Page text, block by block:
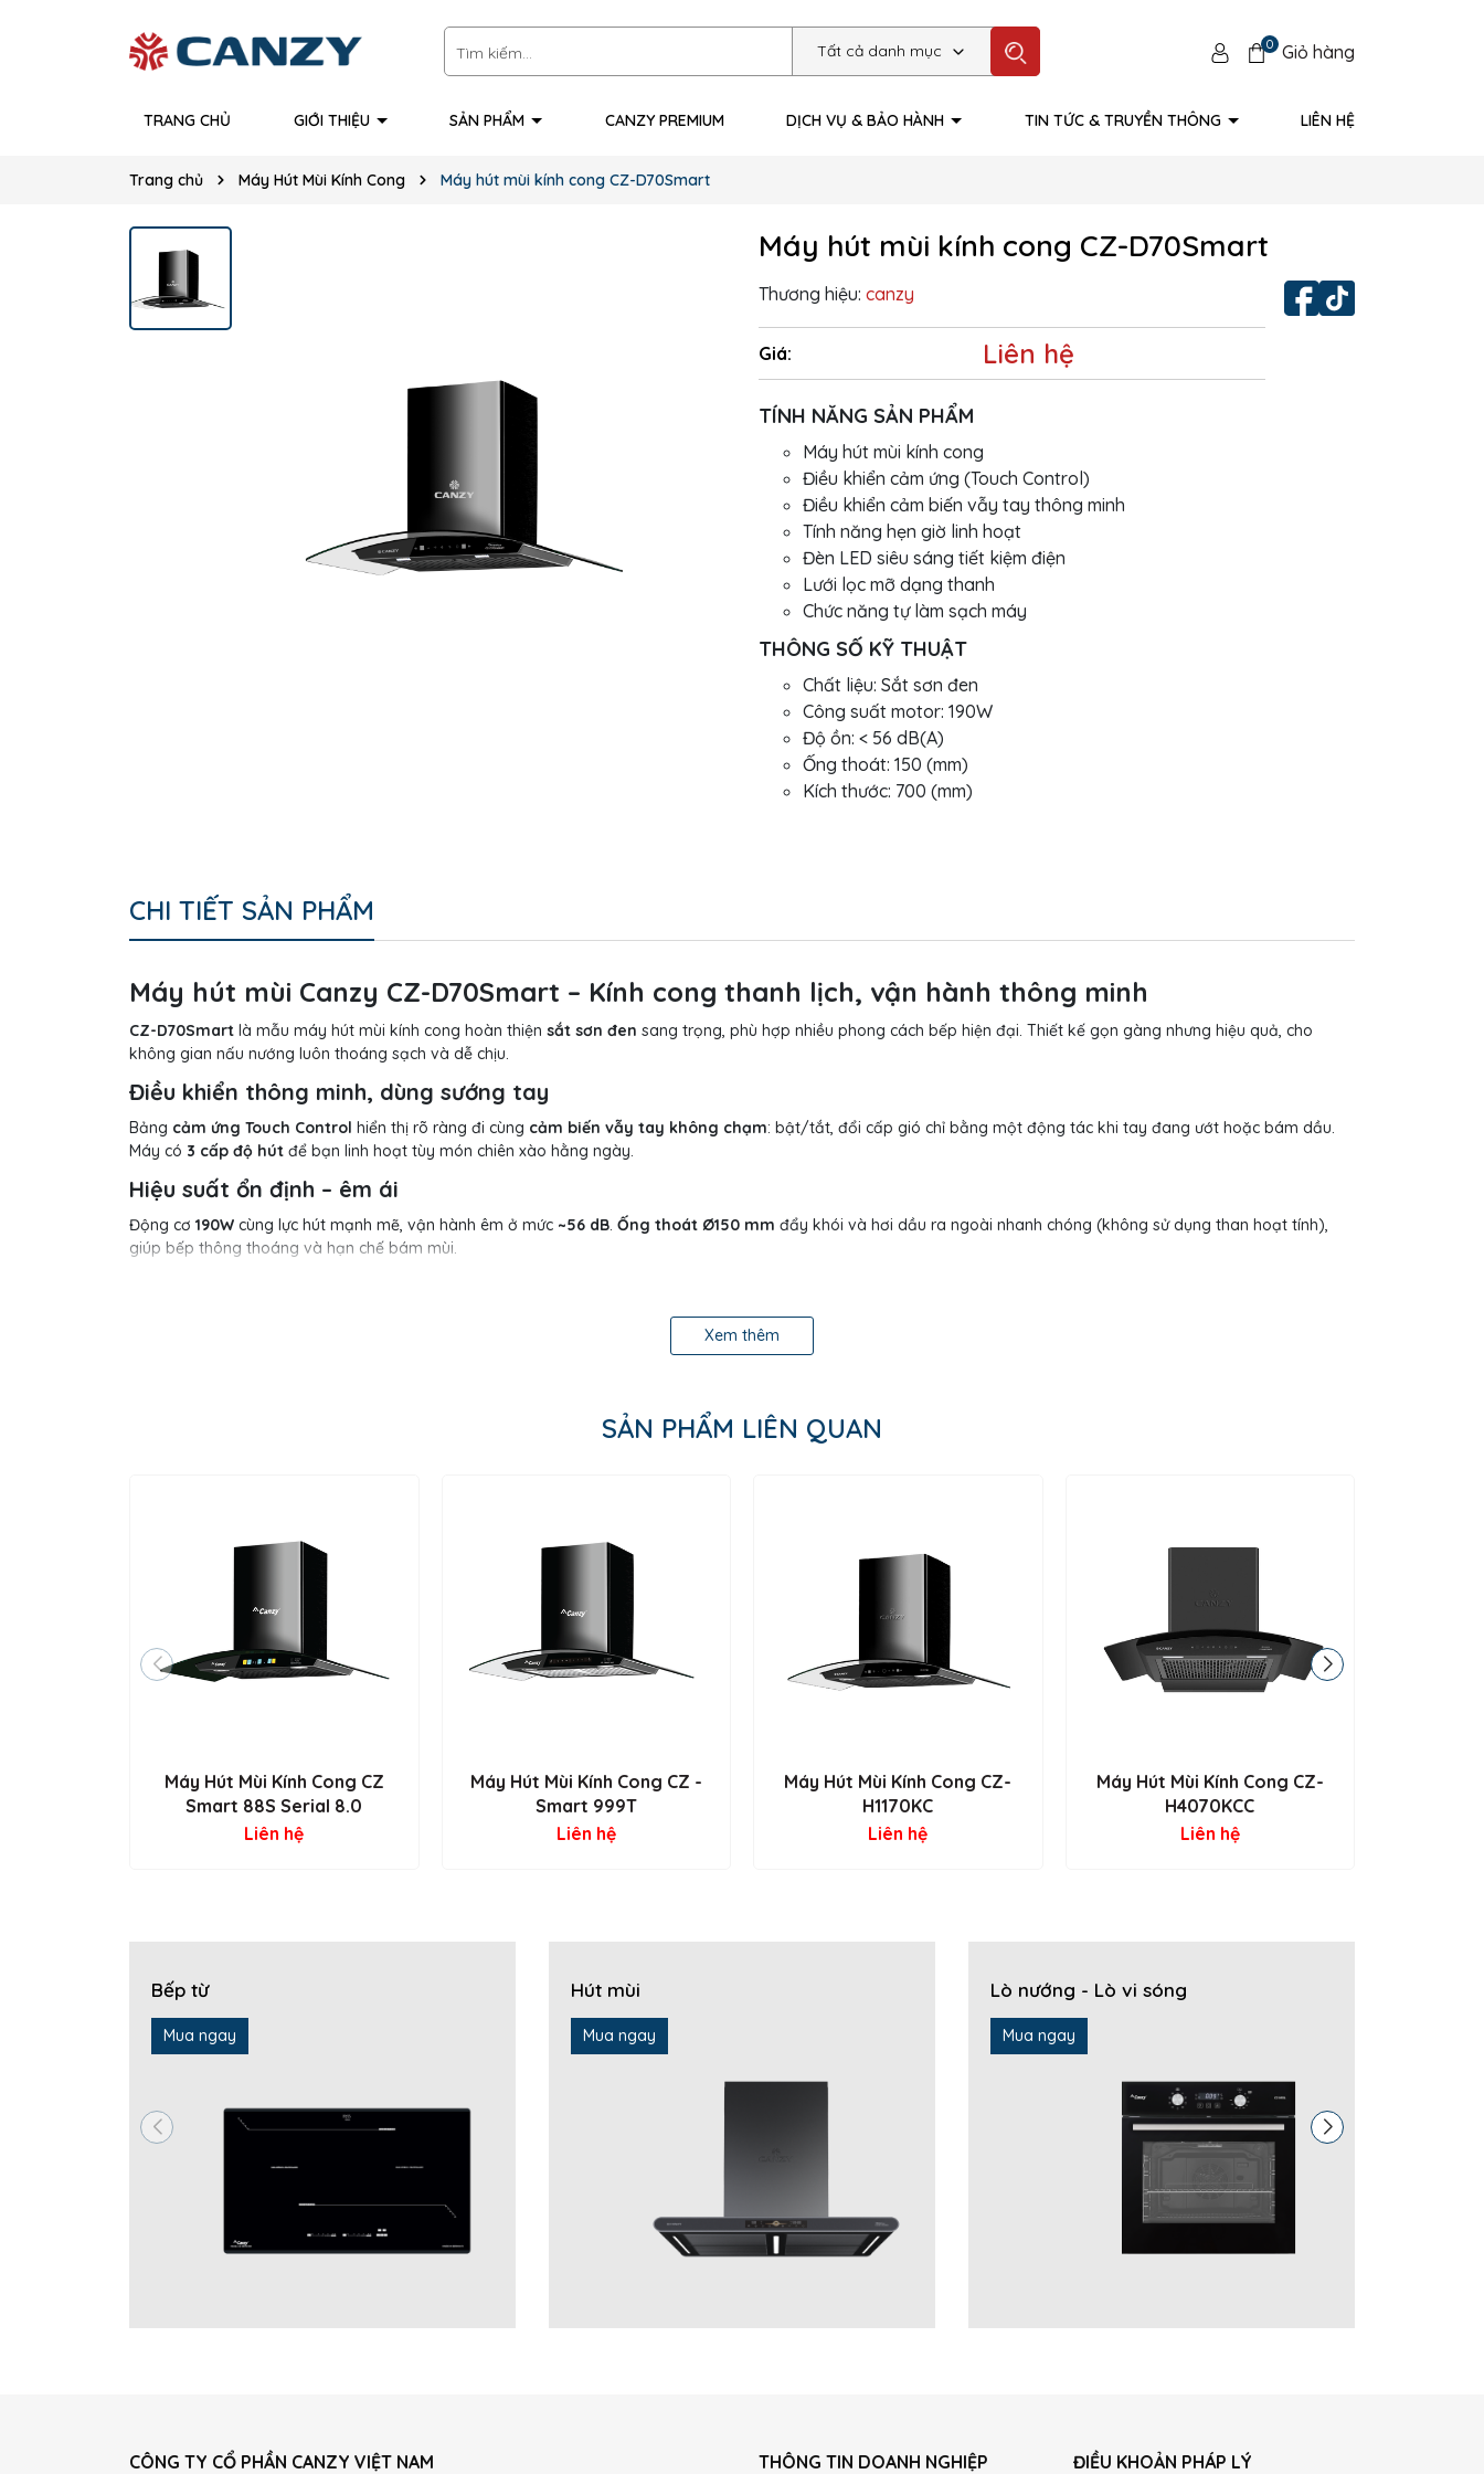
Tất cả danh mục 0 Giỏ hàng
TRANG CHỦ GIỚI THIỆU SẢN PHẨM CANZY PREMIUM DỊCH VỤ & BẢO HÀNH TIN TỨC & TRUYỀN THÔNG LIÊN HỆ
Trang chủ Máy Hút Mùi Kính Cong Máy hút mùi kính cong CZ-D70Smart
Máy hút mùi kính cong CZ-D70Smart
Thương hiệu: canzy
Giá: Liên hệ
TÍNH NĂNG SẢN PHẨM
Máy hút mùi kính cong
Điều khiển cảm ứng (Touch Control)
Điều khiển cảm biến vẫy tay thông minh
Tính năng hẹn giờ linh hoạt
Đèn LED siêu sáng tiết kiệm điện
Lưới lọc mỡ dạng thanh
Chức năng tự làm sạch máy
THÔNG SỐ KỸ THUẬT
Chất liệu: Sắt sơn đen
Công suất motor: 190W
Độ ồn: < 56 dB(A)
Ống thoát: 150 (mm)
Kích thước: 700 (mm)
CHI TIẾT SẢN PHẨM
Máy hút mùi Canzy CZ-D70Smart – Kính cong thanh lịch, vận hành thông minh
CZ-D70Smart là mẫu máy hút mùi kính cong hoàn thiện sắt sơn đen sang trọng, phù hợp nhiều phong cách bếp hiện đại. Thiết kế gọn gàng nhưng hiệu quả, cho
không gian nấu nướng luôn thoáng sạch và dễ chịu.
Điều khiển thông minh, dùng sướng tay
Bảng cảm ứng Touch Control hiển thị rõ ràng đi cùng cảm biến vẫy tay không chạm: bật/tắt, đổi cấp gió chỉ bằng một động tác khi tay đang ướt hoặc bám dầu.
Máy có 3 cấp độ hút để bạn linh hoạt tùy món chiên xào hằng ngày.
Hiệu suất ổn định – êm ái
Động cơ 190W cùng lực hút mạnh mẽ, vận hành êm ở mức ~56 dB. Ống thoát Ø150 mm đẩy khói và hơi dầu ra ngoài nhanh chóng (không sử dụng than hoạt tính),
giúp bếp thông thoáng và hạn chế bám mùi.
, giữ khoang máy khô ráo, hạn chế mùi ẩm.Lưới lọc mỡ dạng thanh sơn đen
chiếu sáng rõ vùng nấu, tiết kiệm điện.
Xem thêm
SẢN PHẨM LIÊN QUAN
Máy Hút Mùi Kính Cong CZ
Smart 88S Serial 8.0
Liên hệ
Máy Hút Mùi Kính Cong CZ -
Smart 999T
Liên hệ
Máy Hút Mùi Kính Cong CZ-
H1170KC
Liên hệ
Máy Hút Mùi Kính Cong CZ-
H4070KCC
Liên hệ
Bếp từ
Mua ngay
Hút mùi
Mua ngay
Lò nướng - Lò vi sóng
Mua ngay
CÔNG TY CỔ PHẦN CANZY VIỆT NAM THÔNG TIN DOANH NGHIỆP ĐIỀU KHOẢN PHÁP LÝ